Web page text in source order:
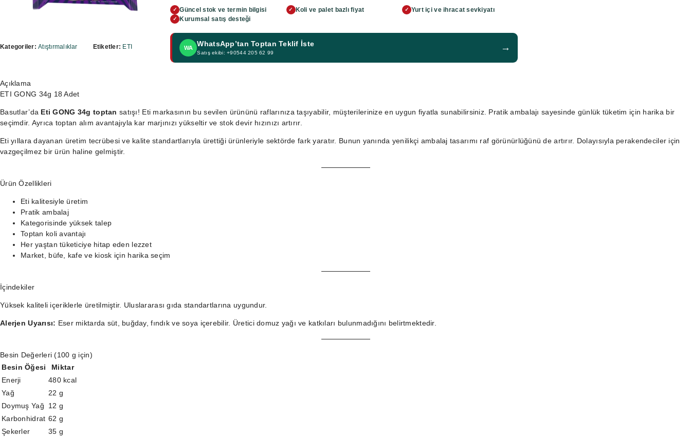
Kategoriler:Atıştırmalıklar Etiketler: ETI
✓ Güncel stok ve termin bilgisi ✓ Koli ve palet bazlı fiyat ✓ Yurt içi ve ihracat sevkiyatı
✓ Kurumsal satış desteği
WA WhatsApp’tan Toptan Teklif İste
Satış ekibi: +90544 205 62 99 →
Açıklama
ETI GONG 34g 18 Adet
Basutlar’da Eti GONG 34g toptan satışı! Eti markasının bu sevilen ürününü raflarınıza taşıyabilir, müşterilerinize en uygun fiyatla sunabilirsiniz. Pratik ambalajı sayesinde günlük tüketim için harika bir
seçimdir. Ayrıca toptan alım avantajıyla kar marjınızı yükseltir ve stok devir hızınızı artırır.
Eti yıllara dayanan üretim tecrübesi ve kalite standartlarıyla ürettiği ürünleriyle sektörde fark yaratır. Bunun yanında yenilikçi ambalaj tasarımı raf görünürlüğünü de artırır. Dolayısıyla perakendeciler için
vazgeçilmez bir ürün haline gelmiştir.
Ürün Özellikleri
Eti kalitesiyle üretim
Pratik ambalaj
Kategorisinde yüksek talep
Toptan koli avantajı
Her yaştan tüketiciye hitap eden lezzet
Market, büfe, kafe ve kiosk için harika seçim
İçindekiler
Yüksek kaliteli içeriklerle üretilmiştir. Uluslararası gıda standartlarına uygundur.
Alerjen Uyarısı: Eser miktarda süt, buğday, fındık ve soya içerebilir. Üretici domuz yağı ve katkıları bulunmadığını belirtmektedir.
Besin Değerleri (100 g için)
Besin Öğesi
Miktar
Enerji
480 kcal
Yağ
22 g
Doymuş Yağ
12 g
Karbonhidrat 62 g
Şekerler
35 g